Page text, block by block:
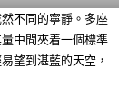
不同的寧靜。多座
中間夾着一個標準
望到湛藍的天空，